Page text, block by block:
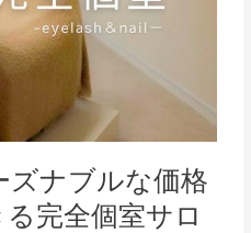
ズナブルな価格
完全個室サロ